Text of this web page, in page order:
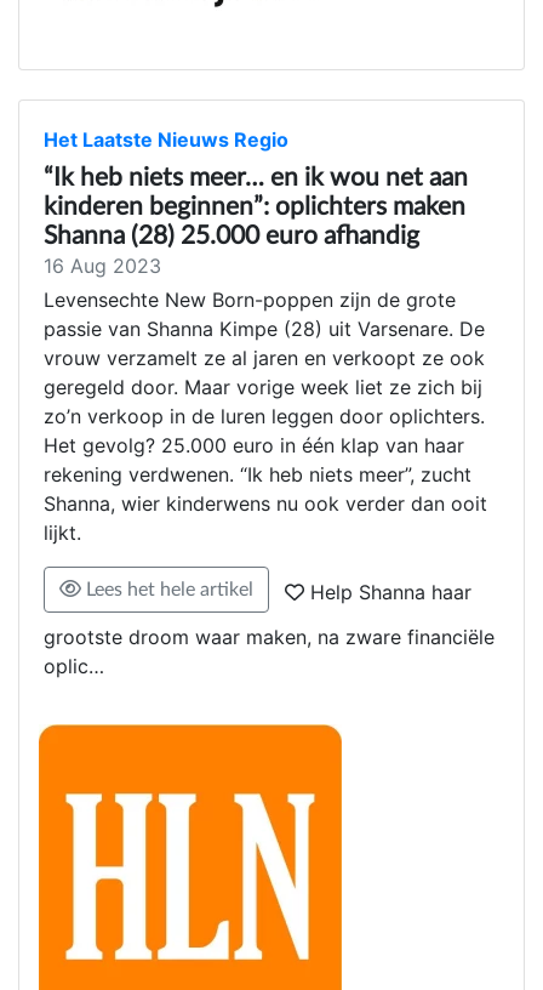
Het Laatste Nieuws Regio
“Ik heb niets meer… en ik wou net aan
kinderen beginnen”: oplichters maken
Shanna (28) 25.000 euro afhandig
16 Aug 2023
Levensechte New Born-poppen zijn de grote
passie van Shanna Kimpe (28) uit Varsenare. De
vrouw verzamelt ze al jaren en verkoopt ze ook
geregeld door. Maar vorige week liet ze zich bij
zo’n verkoop in de luren leggen door oplichters.
Het gevolg? 25.000 euro in één klap van haar
rekening verdwenen. “Ik heb niets meer”, zucht
Shanna, wier kinderwens nu ook verder dan ooit
lijkt.
Lees het hele artikel
Help Shanna haar
grootste droom waar maken, na zware financiële
oplic…